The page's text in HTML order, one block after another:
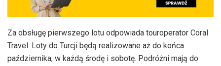
Za obsługę pierwszego lotu odpowiada touroperator Coral
Travel. Loty do Turcji będą realizowane aż do końca
października, w każdą środę i sobotę. Podróżni mają do